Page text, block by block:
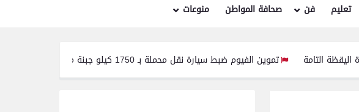
تعليم فن صحافة المواطن منوعات
تموين الفيوم ضبط سيارة نقل محملة بـ 1750 كيلو جبنة مجهولة المصدر وغير صالحة للاستهلاك الآدمي